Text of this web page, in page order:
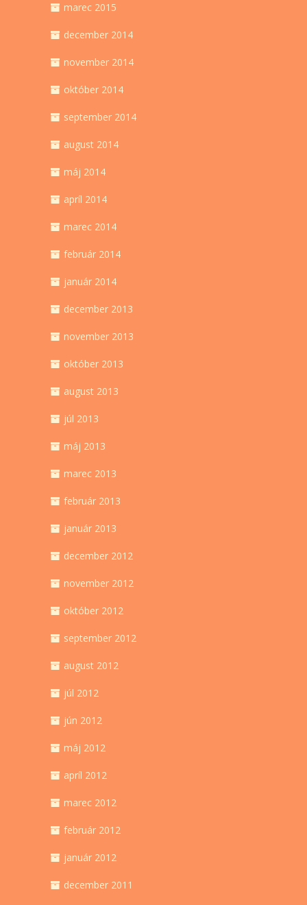
marec 2015
december 2014
november 2014
október 2014
september 2014
august 2014
máj 2014
apríl 2014
marec 2014
február 2014
január 2014
december 2013
november 2013
október 2013
august 2013
júl 2013
máj 2013
marec 2013
február 2013
január 2013
december 2012
november 2012
október 2012
september 2012
august 2012
júl 2012
jún 2012
máj 2012
apríl 2012
marec 2012
február 2012
január 2012
december 2011